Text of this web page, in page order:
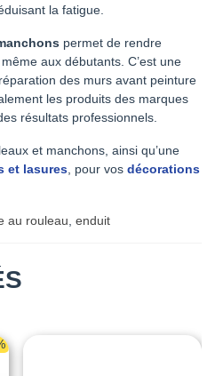
la fatigue.
permet de rendre
aux débutants. C’est une
des murs avant peinture
les produits des marques
résultats professionnels.
et manchons, ainsi qu’une
et lasures, pour vos décorations
au rouleau, enduit